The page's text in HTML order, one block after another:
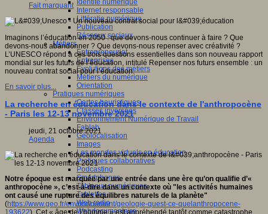
Identité numérique
Internet responsable
Littératie numérique
Publication
Réseaux sociaux
Métiers
Entrepreneuriat
Entreprises
Evolutions des métiers
Métiers du numérique
Orientation
Pratiques numériques
Cartes heuristiques
Classes inversées
Environnement Numérique de Travail
Fablab
Géolocalisation
Images
Les mondes virtuels en éducation
Pratiques collaboratives
Podcasting
Smartphones
Tableaux numériques
Tablettes
Web radio
Webdocumentaire
Fait marquant
Imaginons l’éducation en 2050 : que devons-nous continuer à faire ? Que
devons-nous abandonner ? Que devons-nous repenser avec créativité ?
L’UNESCO répond à ces trois questions essentielles dans son nouveau rapport
mondial sur les futurs de l’éducation, intitulé Repenser nos futurs ensemble : un
nouveau contrat social pour l’éducation.
En savoir plus...
La recherche en éducation dans le contexte de l'anthropocène
- Paris les 12-13 novembre 2021
jeudi, 21 octobre 2021
Agenda
Notre époque est marquée par une entrée dans une ère qu’on qualifie d’«
anthropocène », c’est-à-dire dans un contexte où "les activités humaines
ont causé une rupture des équilibres naturels de la planète"
(https://www.geo.fr/environnement/geologie-quest-ce-quelanthropocene-